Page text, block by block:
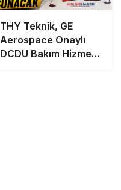
THY Teknik, GE
Aerospace Onaylı
DCDU Bakım Hizmeti